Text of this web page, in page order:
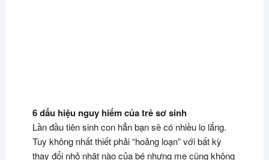
6 dấu hiệu nguy hiểm của trẻ sơ sinh
Lần đầu tiên sinh con hẳn bạn sẽ có nhiều lo lắng.
Tuy không nhất thiết phải “hoảng loạn” với bất kỳ
thay đổi nhỏ nhặt nào của bé nhưng mẹ cũng không